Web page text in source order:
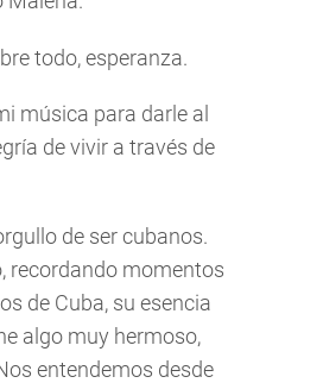
todo, esperanza.
música para darle al
de vivir a través de
de ser cubanos.
recordando momentos
de Cuba, su esencia
algo muy hermoso,
entendemos desde